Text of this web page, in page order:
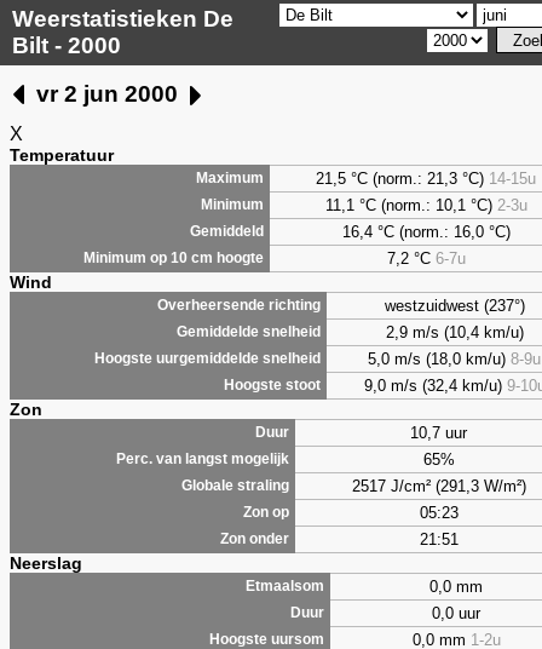
Weerstatistieken De
Bilt - 2000
vr 2 jun 2000
X
Temperatuur
Maximum 21,5 °C (norm.: 21,3 °C) 14-15u
Minimum 11,1 °C (norm.: 10,1 °C) 2-3u
Gemiddeld 16,4 °C (norm.: 16,0 °C)
Minimum op 10 cm hoogte 7,2°C 6-7u
Wind
Overheersende richting westzuidwest (237°)
Gemiddelde snelheid 2,9 m/s (10,4 km/u)
Hoogste uurgemiddelde snelheid 5,0 m/s (18,0 km/u) 8-9u
Hoogste stoot 9,0 m/s (32,4 km/u) 9-
Zon
Duur 10,7 uur
Perc. van langst mogelijk 65%
Globale straling 2517 J/cm² (291,3 W/m²)
Zon op 05:23
Zon onder 21:51
Neerslag
Etmaalsom 0,0 mm
Duur 0,0 uur
Hoogste uursom 0,0 mm 1-2u